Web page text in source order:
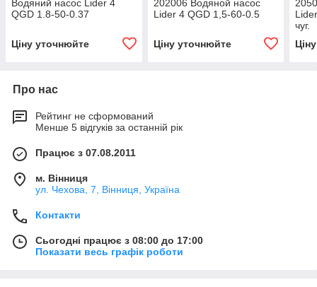
Водяний насос Lider 4
QGD 1.8-50-0.37
Ціну уточнюйте
202006 Водяной насос
Lider 4 QGD 1,5-60-0.5
Ціну уточнюйте
чуг.
Про нас
Рейтинг не сформований
Менше 5 відгуків за останній рік
Працює з 07.08.2011
м. Вінниця
ул. Чехова, 7, Вінниця, Україна
Контакти
Сьогодні працює з 08:00 до 17:00
Показати весь графік роботи